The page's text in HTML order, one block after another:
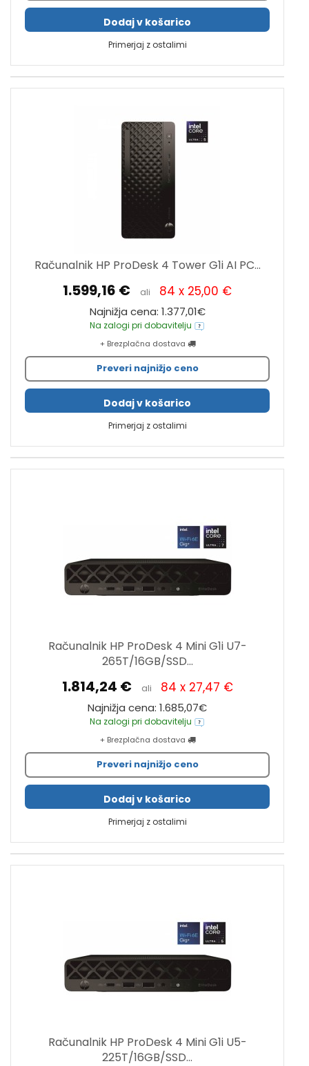
Dodaj v košarico
Primerjaj z ostalimi
Računalnik HP ProDesk 4 Tower G1i AI PC...
1.599,16 € ali 84 x 25,00 €
Najnižja cena: 1.377,01€
Na zalogi pri dobavitelju
+ Brezplačna dostava
Preveri najnižjo ceno
Dodaj v košarico
Primerjaj z ostalimi
Računalnik HP ProDesk 4 Mini G1i U7-
265T/16GB/SSD...
1.814,24 € ali 84 x 27,47 €
Najnižja cena: 1.685,07€
Na zalogi pri dobavitelju
+ Brezplačna dostava
Preveri najnižjo ceno
Dodaj v košarico
Primerjaj z ostalimi
Računalnik HP ProDesk 4 Mini G1i U5-
225T/16GB/SSD...